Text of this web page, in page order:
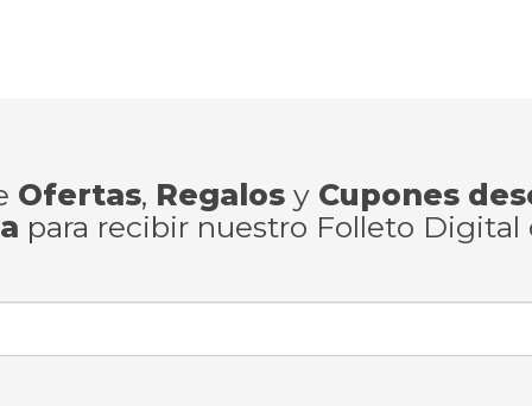
Ofertas, Regalosy Cupones
para recibir nuestro Folleto Digital